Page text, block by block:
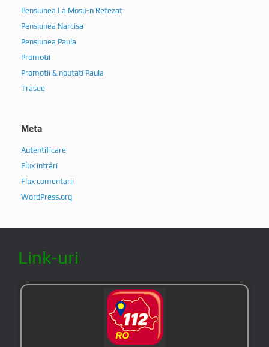
Pensiunea La Mosu-n Retezat
Pensiunea Narcisa
Pensiunea Paula
Promotii
Promotii & noutati Paula
Trasee
Meta
Autentificare
Flux intrări
Flux comentarii
WordPress.org
Link-uri